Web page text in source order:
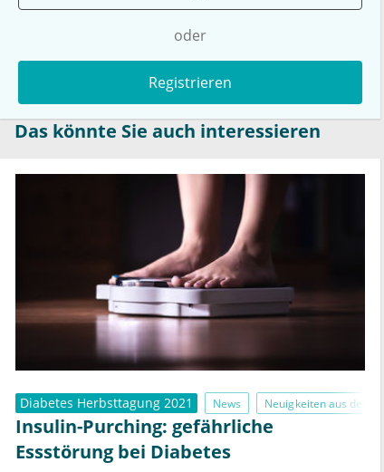
oder
Registrieren
Das könnte Sie auch interessieren
Diabetes Herbsttagung 2021 News Neuigkeiten aus der
Insulin-Purching: gefährliche
Essstörung bei Diabetes